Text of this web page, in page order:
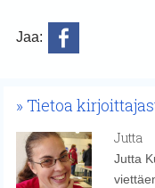
Jaa:
Tietoa
Jutta
Jutta